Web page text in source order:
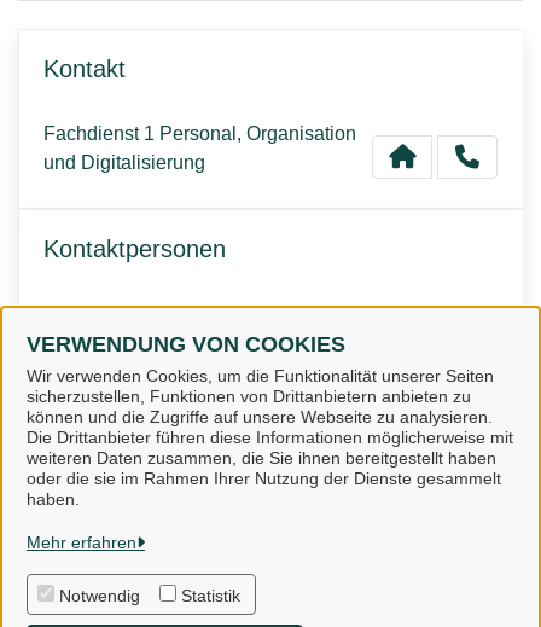
VERWENDUNG VON COOKIES
Wir verwenden Cookies, um die Funktionalität unserer Seiten
sicherzustellen, Funktionen von Drittanbietern anbieten zu
können und die Zugriffe auf unsere Webseite zu analysieren.
Die Drittanbieter führen diese Informationen möglicherweise mit
weiteren Daten zusammen, die Sie ihnen bereitgestellt haben
oder die sie im Rahmen Ihrer Nutzung der Dienste gesammelt
haben.
Mehr erfahren
Notwendig Statistik
Kontakt
Fachdienst 1 Personal, Organisation
und Digitalisierung
Kontaktpersonen
Landkreis Osnabrück
Alle Rechte vorbehalten